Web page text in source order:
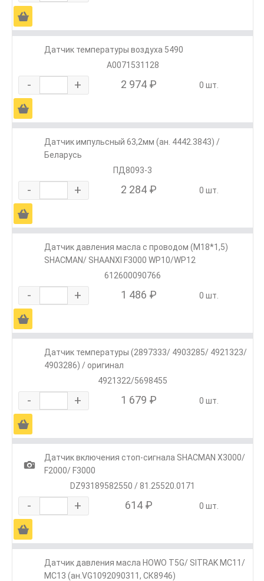
Ä
Датчик температуры воздуха 5490
A0071531128
- + 2 974 ₽ 0 шт.
Ä
Датчик импульсный 63,2мм (ан. 4442.3843) /
Беларусь
ПД8093-3
- + 2 284 ₽ 0 шт.
Ä
Датчик давления масла с проводом (М18*1,5)
SHACMAN/ SHAANXI F3000 WP10/WP12
612600090766
- + 1 486 ₽ 0 шт.
Ä
Датчик температуры (2897333/ 4903285/ 4921323/
4903286) / оригинал
4921322/5698455
- + 1 679 ₽ 0 шт.
Ä
1
Датчик включения стоп-сигнала SHACMAN X3000/
F2000/ F3000
DZ93189582550 / 81.25520.0171
- + 614 ₽ 0 шт.
Ä
Датчик давления масла HOWO T5G/ SITRAK MC11/
MC13 (ан.VG1092090311, СК8946)